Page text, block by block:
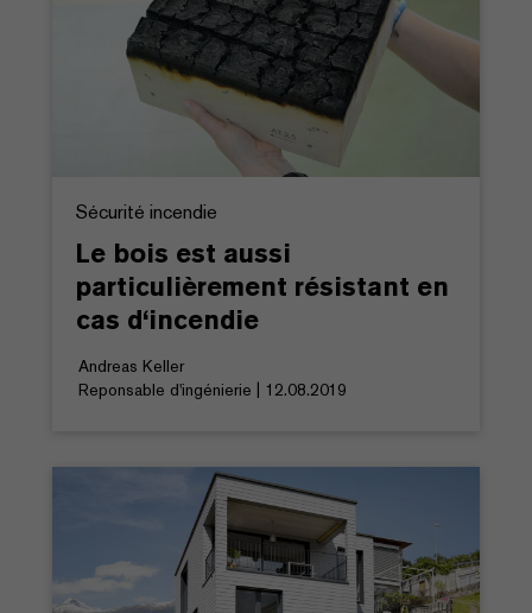
Sécurité incendie
Le bois est aussi
particulièrement résistant en
cas d‘incendie
Andreas Keller
Reponsable d'ingénierie | 12.08.2019